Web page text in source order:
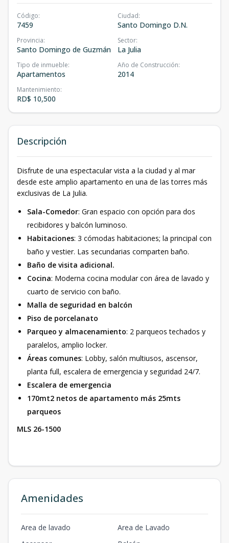
Código:
7459
Ciudad:
Santo Domingo D.N.
Provincia:
Santo Domingo de Guzmán
Sector:
La Julia
Tipo de inmueble:
Apartamentos
Año de Construcción:
2014
Mantenimiento:
RD$ 10,500
Descripción
Disfrute de una espectacular vista a la ciudad y al mar
desde este amplio apartamento en una de las torres más
exclusivas de La Julia.
Sala-Comedor: Gran espacio con opción para dos
recibidores y balcón luminoso.
Habitaciones: 3 cómodas habitaciones; la principal con
baño y vestier. Las secundarias comparten baño.
Baño de visita adicional.
Cocina: Moderna cocina modular con área de lavado y
cuarto de servicio con baño.
Malla de seguridad en balcón
Piso de porcelanato
Parqueo y almacenamiento: 2 parqueos techados y
paralelos, amplio locker.
Áreas comunes: Lobby, salón multiusos, ascensor,
planta full, escalera de emergencia y seguridad 24/7.
Escalera de emergencia
170mt2 netos de apartamento más 25mts
parqueos
MLS 26-1500
Amenidades
Area de lavado
Area de Lavado